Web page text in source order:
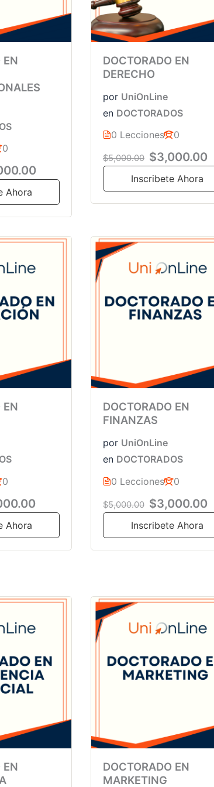
EN
0
Ahora
DOCTORADO EN
DERECHO
por UniOnLine
en DOCTORADOS
0 Lecciones
0
$5,000.00 $3,000.00
Inscribete Ahora
EN
0
Ahora
DOCTORADO EN
FINANZAS
por UniOnLine
en DOCTORADOS
0 Lecciones
0
$5,000.00 $3,000.00
Inscribete Ahora
EN
DOCTORADO EN
MARKETING